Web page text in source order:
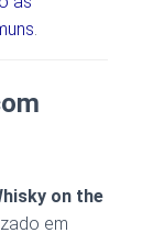
.
on the
em